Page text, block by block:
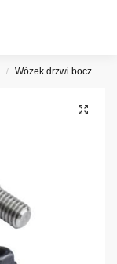
/ Wózek drzwi bocznych Peugeot